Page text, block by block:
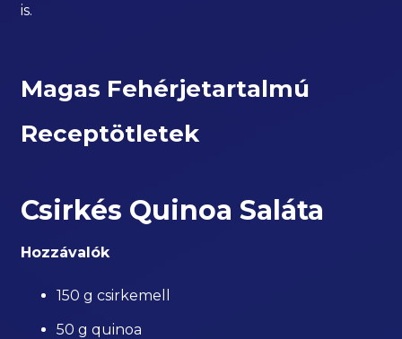
is.
Magas Fehérjetartalmú
Receptötletek
Csirkés Quinoa Saláta
Hozzávalók
150 g csirkemell
50 g quinoa